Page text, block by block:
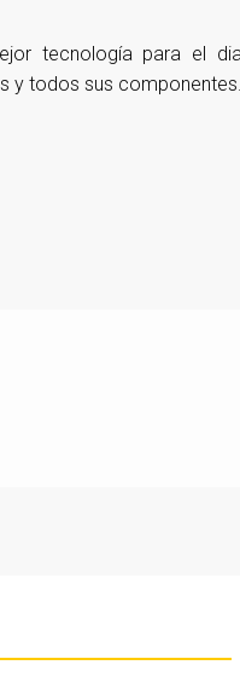
tecnología para el
y todos sus componentes.